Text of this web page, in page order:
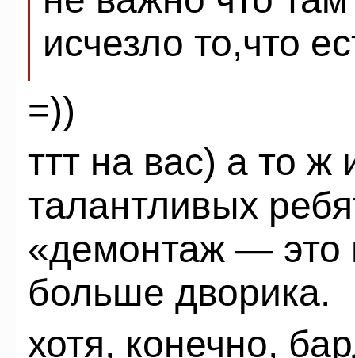
исчезло то,что
=))
ттт на вас) а то
талантливых
«демонтаж — это
больше дворика.
хотя, конечно,